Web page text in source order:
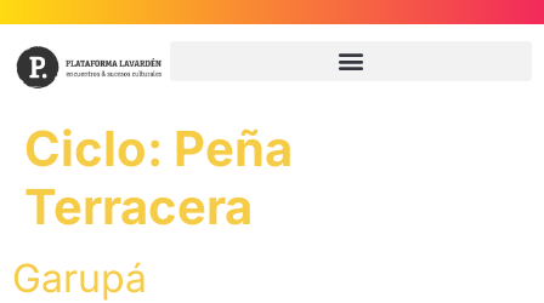
Ciclo: Peña
Terracera
Garupá